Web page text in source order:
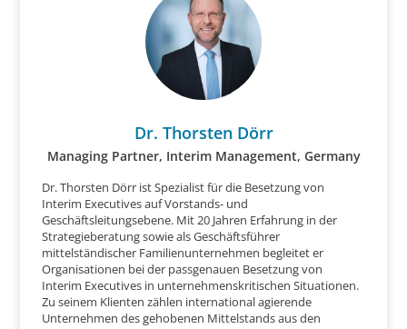
Dr. Thorsten Dörr
Managing Partner, Interim Management, Germany
Dr. Thorsten Dörr ist Spezialist für die Besetzung von
Interim Executives auf Vorstands- und
Geschäftsleitungsebene. Mit 20 Jahren Erfahrung in der
Strategieberatung sowie als Geschäftsführer
mittelständischer Familienunternehmen begleitet er
Organisationen bei der passgenauen Besetzung von
Interim Executives in unternehmenskritischen Situationen.
Zu seinem Klienten zählen international agierende
Unternehmen des gehobenen Mittelstands aus den